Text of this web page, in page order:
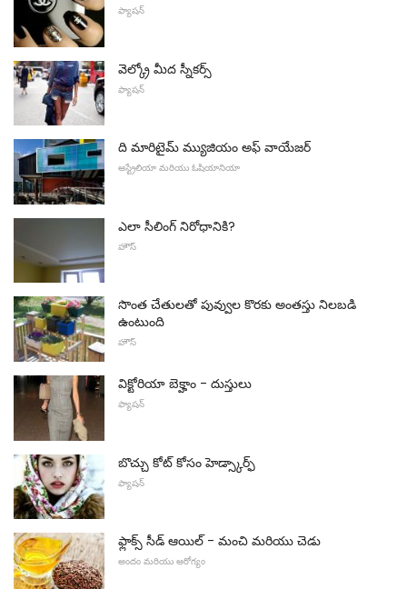
ఫ్యాషన్
వెల్క్రో మీద స్నీకర్స్
ఫ్యాషన్
ది మారిటైమ్ మ్యుజియం అఫ్ వాయేజర్
ఆస్ట్రేలియా మరియు ఓషియానియా
ఎలా సీలింగ్ నిరోధానికి?
హౌస్
సొంత చేతులతో పువ్వుల కొరకు అంతస్తు నిలబడి
ఉంటుంది
హౌస్
విక్టోరియా బెక్హాం - దుస్తులు
ఫ్యాషన్
బొచ్చు కోట్ కోసం హెడ్స్కార్ఫ్
ఫ్యాషన్
ఫ్లాక్స్ సీడ్ ఆయిల్ - మంచి మరియు చెడు
అందం మరియు ఆరోగ్యం